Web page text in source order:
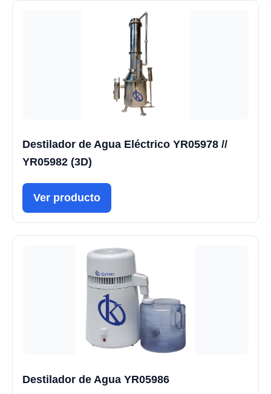
Destilador de Agua Eléctrico YR05978 //
YR05982 (3D)
Ver producto
Destilador de Agua YR05986